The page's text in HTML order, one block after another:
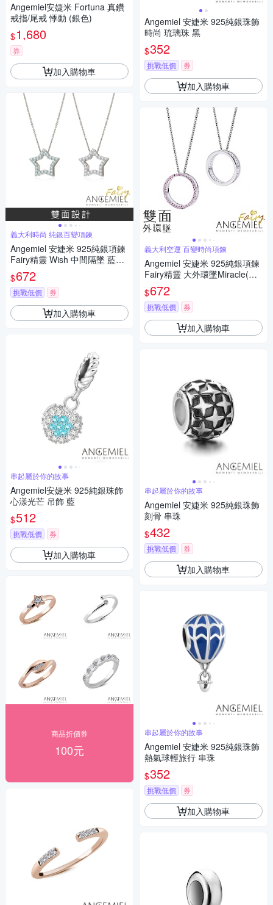
Angemiel安婕米 Fortuna 真鑽
戒指/尾戒 悸動 (銀色)
$1,680
券
加入購物車
義大利時尚 純銀百變項鍊
Angemiel 安婕米 925純銀項鍊
Fairy精靈 Wish 中間隔墜 藍鑽.
白鑽
$672
挑戰低價 券
加入購物車
串起屬於你的故事
Angemiel安婕米 925純銀珠飾
心漾光芒 吊飾 藍
$512
挑戰低價 券
加入購物車
商品折價券
100元
Angemiel 安婕米 925純銀珠飾
時尚 琉璃珠 黑
$352
挑戰低價 券
加入購物車
義大利空運 百變時尚項鍊
Angemiel 安婕米 925純銀項鍊
Fairy精靈 大外環墜Miracle(粉
紅鑽.銀)
$672
挑戰低價 券
加入購物車
串起屬於你的故事
Angemiel 安婕米 925純銀珠飾
刻骨 串珠
$432
挑戰低價 券
加入購物車
串起屬於你的故事
Angemiel 安婕米 925純銀珠飾
熱氣球輕旅行 串珠
$352
挑戰低價 券
加入購物車